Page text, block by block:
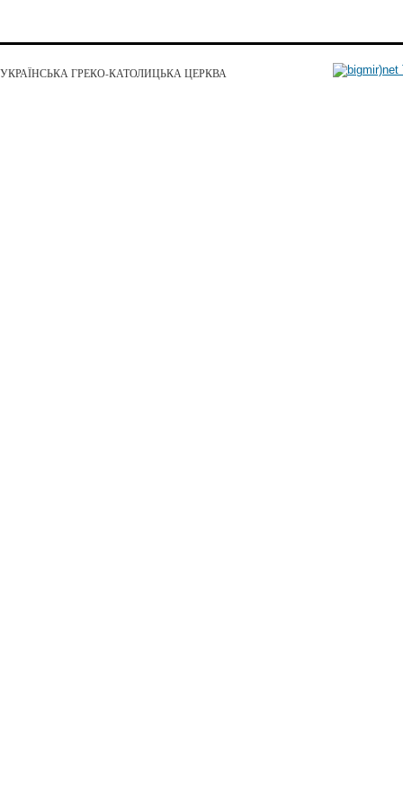
УКРАЇНСЬКА ГРЕКО-КАТОЛИЦЬКА ЦЕРКВА